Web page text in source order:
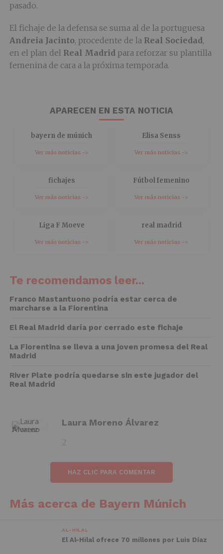
pasado.
El fichaje de la defensa se suma al de la portuguesa
Andreia Jacinto, procedente de la Real Sociedad,
en el plan del Real Madridpara reforzar su plantilla
femenina de cara a la próxima temporada.
APARECEN EN ESTA NOTICIA
bayern de múnich
Ver más noticias ->
Elisa Senss
Ver más noticias ->
fichajes
Ver más noticias ->
Fútbol femenino
Ver más noticias ->
Liga F Moeve
Ver más noticias ->
real madrid
Ver más noticias ->
Te recomendamos leer...
Franco Mastantuono podría estar cerca de
marcharse a la Fiorentina
El Real Madrid daría por cerrado este fichaje
La Fiorentina se lleva a una joven promesa del Real
Madrid
River Plate podría quedarse sin este jugador del
Real Madrid
Laura Moreno Álvarez
HAZ CLIC PARA COMENTAR
Más acerca de Bayern Múnich
AL-HILAL
El Al-Hilal ofrece 70 millones por Luis Díaz